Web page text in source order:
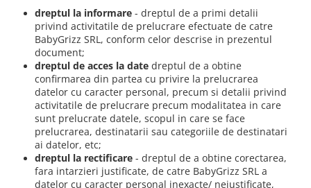
dreptul la informare - dreptul de a primi detalii
privind activitatile de prelucrare efectuate de catre
BabyGrizz SRL, conform celor descrise in prezentul
document;
dreptul de acces la date dreptul de a obtine
confirmarea din partea cu privire la prelucrarea
datelor cu caracter personal, precum si detalii privind
activitatile de prelucrare precum modalitatea in care
sunt prelucrate datele, scopul in care se face
prelucrarea, destinatarii sau categoriile de destinatari
ai datelor, etc;
dreptul la rectificare - dreptul de a obtine corectarea,
fara intarzieri justificate, de catre BabyGrizz SRL a
datelor cu caracter personal inexacte/ nejustificate,